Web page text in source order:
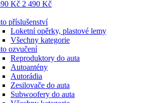
Kč 2 490 Kč
příslušenství
Loketní opěrky, plastové lemy
Všechny kategorie
ozvučení
Reproduktory do auta
Autoantény
Autorádia
Zesilovače do auta
Subwoofery do auta